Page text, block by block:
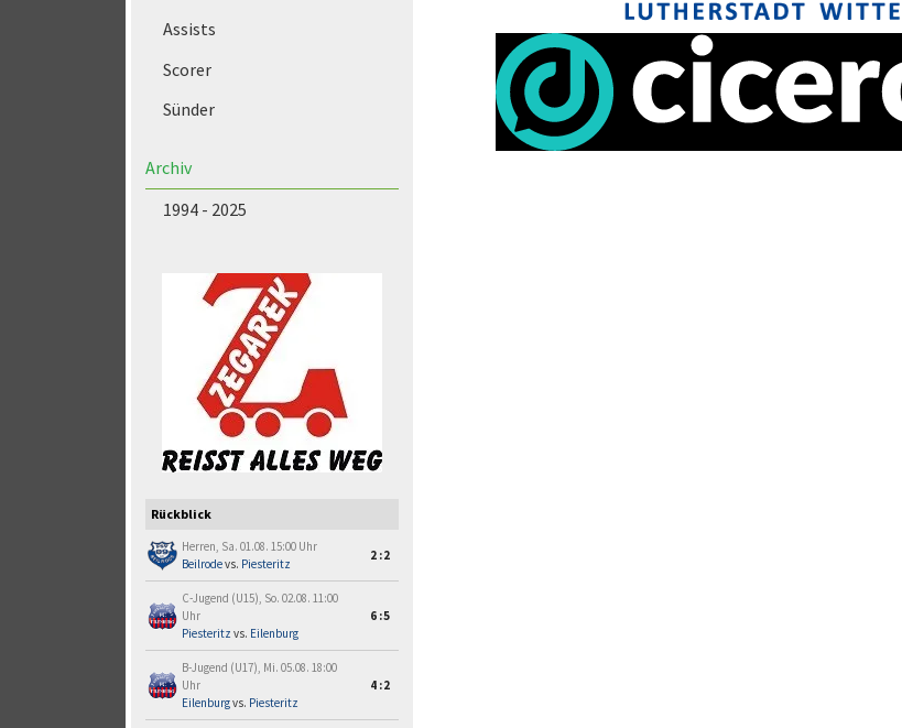
Assists
Scorer
Sünder
Archiv
1994 - 2025
Rückblick
Herren, Sa. 01.08. 15:00 Uhr
Beilrodevs. Piesteritz
2:2
C-Jugend (U15), So. 02.08. 11:00
Uhr
Piesteritz vs. Eilenburg
6:5
B-Jugend (U17), Mi. 05.08. 18:00
Uhr
Eilenburgvs. Piesteritz
4:2